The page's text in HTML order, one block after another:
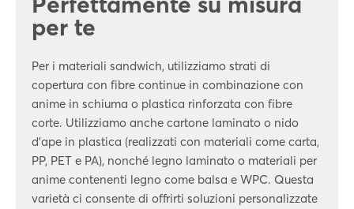
per te
Per i materiali sandwich, utilizziamo strati di
copertura con fibre continue in combinazione con
anime in schiuma o plastica rinforzata con fibre
corte. Utilizziamo anche cartone laminato o nido
d'ape in plastica (realizzati con materiali come carta,
PP, PET e PA), nonché legno laminato o materiali per
anime contenenti legno come balsa e WPC. Questa
varietà ci consente di offrirti soluzioni personalizzate